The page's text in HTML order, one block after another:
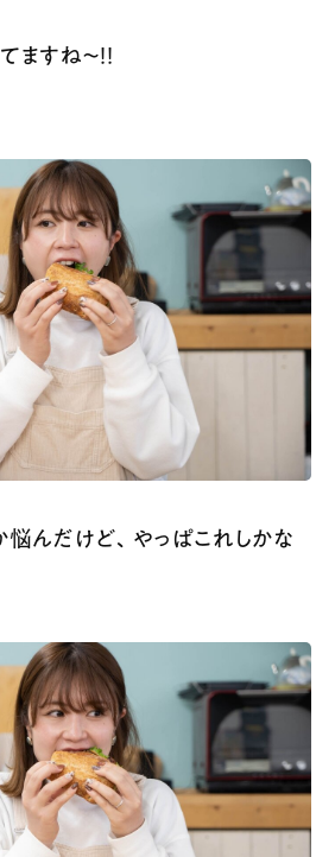
すね〜！！
悩んだけど、やっぱこれしかな